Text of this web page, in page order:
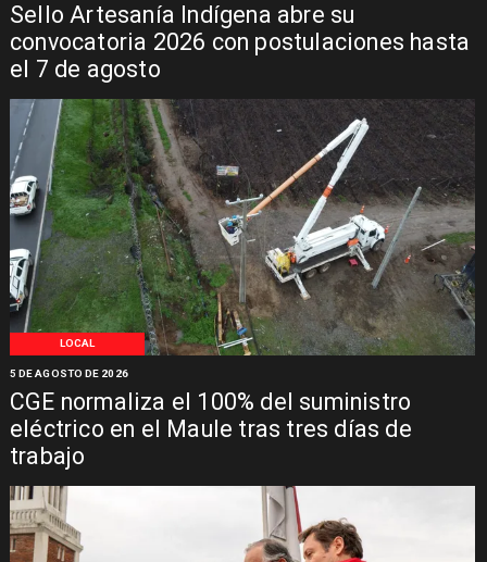
Sello Artesanía Indígena abre su
convocatoria 2026 con postulaciones hasta
el 7 de agosto
LOCAL
CGE normaliza el 100% del suministro
eléctrico en el Maule tras tres días de
trabajo
5 DE AGOSTO DE 2026